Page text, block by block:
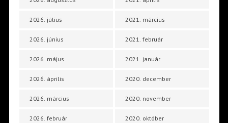
2026. július
2026. június
2026. május
2026. április
2026. március
2026. február
2021. március
2021. február
2021. január
2020. december
2020. november
2020. október